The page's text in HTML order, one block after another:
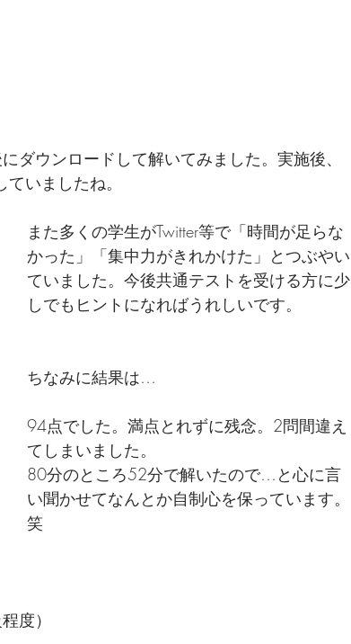
ダウンロードして解いてみました。実施後、
いましたね。
また多くの学生がTwitter等で「時間が足らな
かった」「集中力がきれかけた」とつぶやい
ていました。今後共通テストを受ける方に少
しでもヒントになればうれしいです。
ちなみに結果は…
94点でした。満点とれずに残念。2問間違え
てしまいました。
80分のところ52分で解いたので…と心に言
い聞かせてなんとか自制心を保っています。
笑
度）